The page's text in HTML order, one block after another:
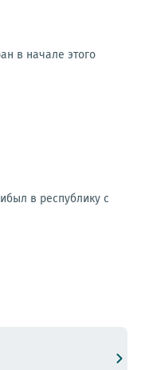
в начале этого
в республику с